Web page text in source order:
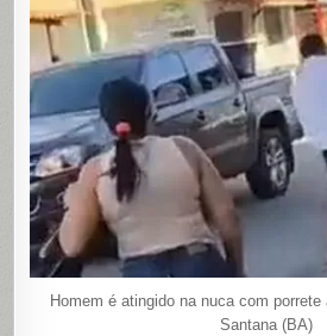
Homem é atingido na nuca com
Santana (BA)